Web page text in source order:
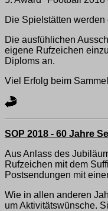
Die Spielstätten
Die ausfühlichen
eigene Rufzeichen
Diploms an.
Viel Erfolg beim
SOP 2018 - 60 Jahre
Aus Anlass des
Rufzeichen mit dem
Postsendungen mit
Wie in allen anderen
um Aktivitätswünsche.